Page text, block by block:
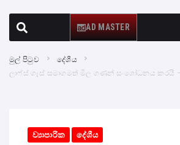
AD MASTER
මුල් පිටුව
දේශීය
ලාෆ්ස් ගෑස් සමාගමත් මිල ගණන් සංශෝධනය
ව්‍යාපාරික දේශීය